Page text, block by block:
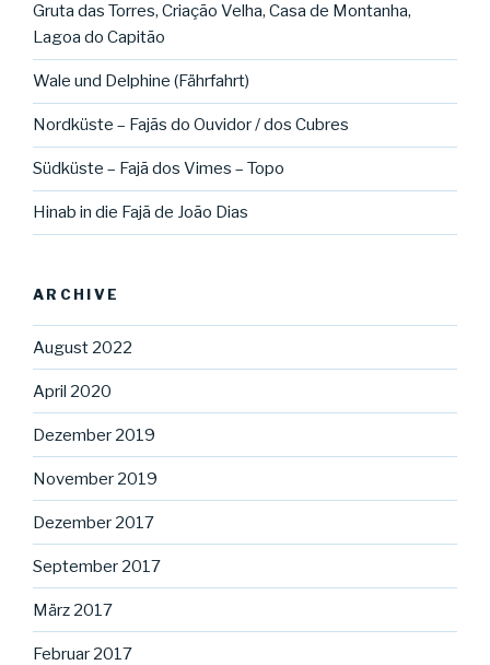
Gruta das Torres, Criação Velha, Casa de Montanha,
Lagoa do Capitão
Wale und Delphine (Fährfahrt)
Nordküste – Fajãs do Ouvidor / dos Cubres
Südküste – Fajã dos Vimes – Topo
Hinab in die Fajã de João Dias
ARCHIVE
August 2022
April 2020
Dezember 2019
November 2019
Dezember 2017
September 2017
März 2017
Februar 2017